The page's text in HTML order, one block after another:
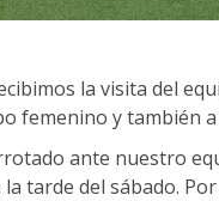
la visita del
femenino y también
ante nuestro
tarde del sábado.